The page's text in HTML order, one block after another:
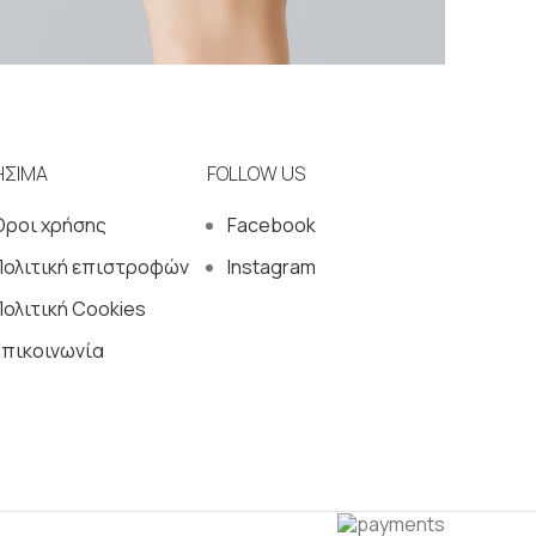
χρήσης
επιστροφών
Cookies
FOLLOW US
Facebook
Instagram